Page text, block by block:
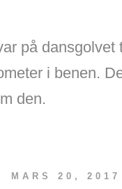
på
i benen.
den.
MARS 20, 2017